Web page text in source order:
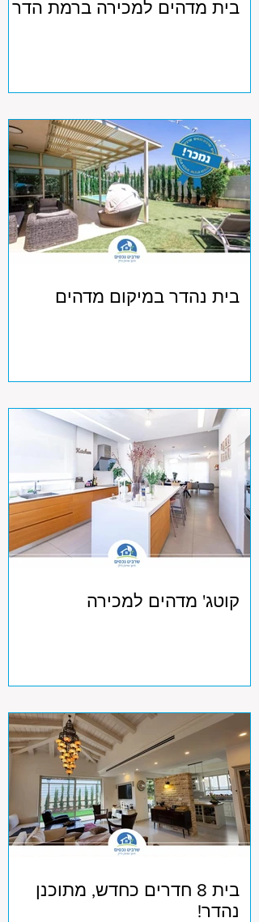
בית מדהים למכירה ברמת הדר
בית נהדר במיקום מדהים
קוטג' מדהים למכירה
בית 8 חדרים כחדש, מתוכנן
נהדר!